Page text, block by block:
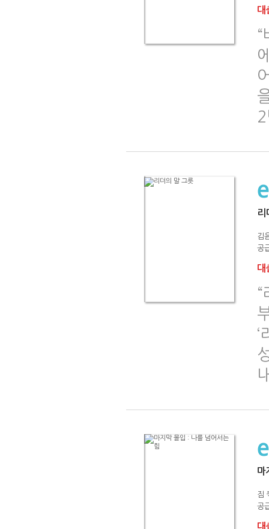
대
리
김
공
대
‘
마
짐
공
대